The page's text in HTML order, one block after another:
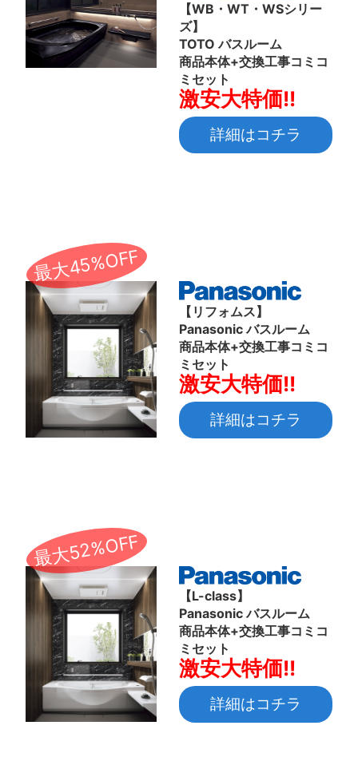
【WB・WT・WSシリー
ズ】
TOTO バスルーム
商品本体+交換工事コミコ
ミセット
激安大特価!!
詳細はコチラ
最大45%OFF
【リフォムス】
Panasonic バスルーム
商品本体+交換工事コミコ
ミセット
激安大特価!!
詳細はコチラ
最大52%OFF
【L-class】
Panasonic バスルーム
商品本体+交換工事コミコ
ミセット
激安大特価!!
詳細はコチラ